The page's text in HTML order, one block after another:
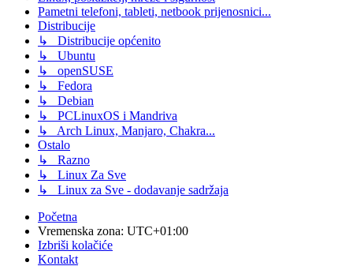
Pametni telefoni, tableti, netbook prijenosnici...
Distribucije
↳ Distribucije općenito
↳ Ubuntu
↳ openSUSE
↳ Fedora
↳ Debian
↳ PCLinuxOS i Mandriva
↳ Arch Linux, Manjaro, Chakra...
Ostalo
↳ Razno
↳ Linux Za Sve
↳ Linux za Sve - dodavanje sadržaja
Početna
Vremenska zona: UTC+01:00
Izbriši kolačiće
Kontakt